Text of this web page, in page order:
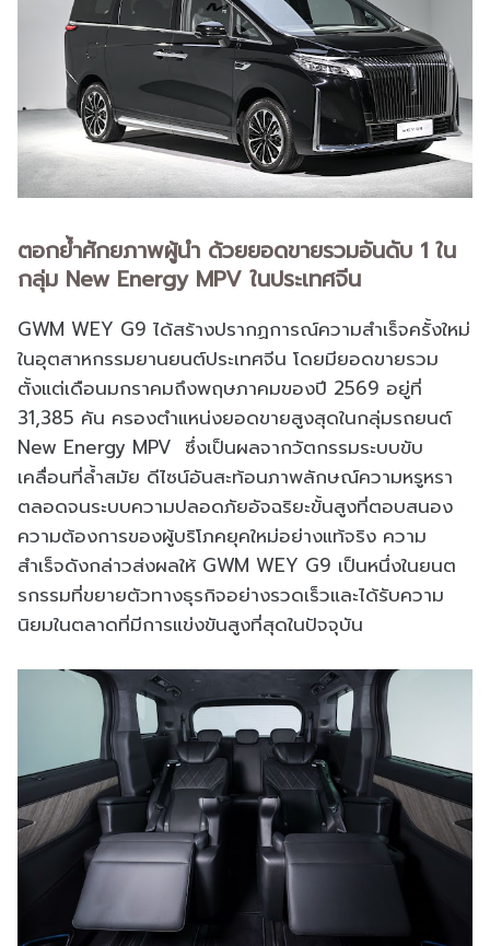
ตอกย้ำศักยภาพผู้นำ ด้วยยอดขายรวมอันดับ 1 ใน
กลุ่ม New Energy MPV ในประเทศจีน
GWM WEY G9 ได้สร้างปรากฏการณ์ความสำเร็จครั้งใหม่
ในอุตสาหกรรมยานยนต์ประเทศจีน โดยมียอดขายรวม
ตั้งแต่เดือนมกราคมถึงพฤษภาคมของปี 2569 อยู่ที่
31,385 คัน ครองตำแหน่งยอดขายสูงสุดในกลุ่มรถยนต์
New Energy MPV ซึ่งเป็นผลจากวัตกรรมระบบขับ
เคลื่อนที่ล้ำสมัย ดีไซน์อันสะท้อนภาพลักษณ์ความหรูหรา
ตลอดจนระบบความปลอดภัยอัจฉริยะขั้นสูงที่ตอบสนอง
ความต้องการของผู้บริโภคยุคใหม่อย่างแท้จริง ความ
สำเร็จดังกล่าวส่งผลให้ GWM WEY G9 เป็นหนึ่งในยนต
รกรรมที่ขยายตัวทางธุรกิจอย่างรวดเร็วและได้รับความ
นิยมในตลาดที่มีการแข่งขันสูงที่สุดในปัจจุบัน